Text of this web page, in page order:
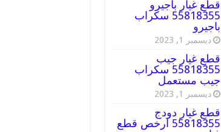
قطع غيار باجيرو
55818355 سكراب
باجيرو
ديسمبر 1, 2023
قطع غيار جيب
55818355 سكراب
جيب مستعمل
ديسمبر 1, 2023
قطع غيار دودج
55818355 ارخص قطع